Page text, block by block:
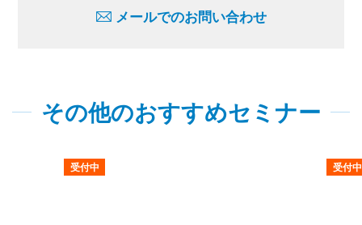
メールでのお問い合わせ
その他のおすすめセミナー
受付中 受付中